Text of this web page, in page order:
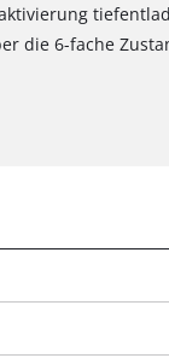
die 6-fache